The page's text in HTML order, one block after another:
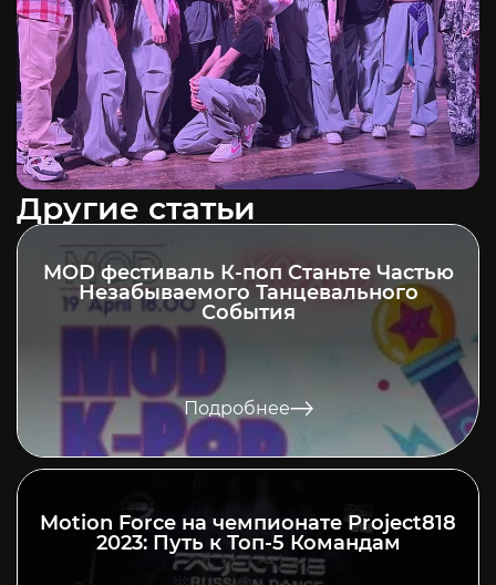
Другие статьи
MOD фестиваль К-поп Станьте Частью
Незабываемого Танцевального
События
Подробнее
Motion Force на чемпионате Project818
2023: Путь к Топ-5 Командам